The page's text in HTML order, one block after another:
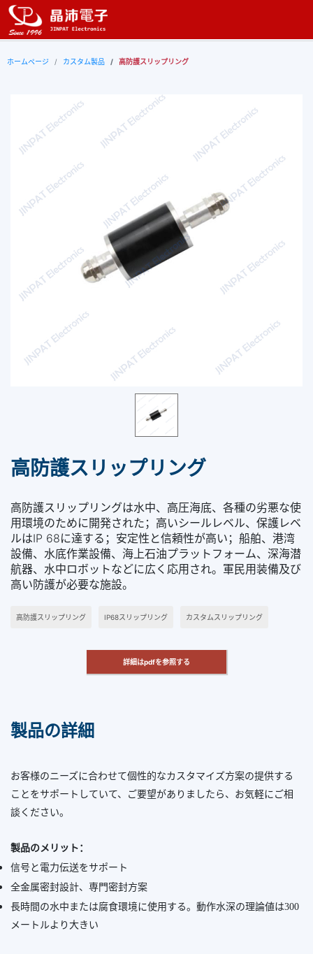
ホームページ カスタム製品 高防護スリップリング
高防護スリップリング
高防護スリップリングは水中、高圧海底、各種の劣悪な使
用環境のために開発された；高いシールレベル、保護レベ
ルはIP 68に達する；安定性と信頼性が高い；船舶、港湾
設備、水底作業設備、海上石油プラットフォーム、深海潜
航器、水中ロボットなどに広く応用され。軍民用装備及び
高い防護が必要な施設。
高防護スリップリング IP68スリップリング カスタムスリップリング
詳細はpdfを参照する
製品の詳細
お客様のニーズに合わせて個性的なカスタマイズ方案の提供する
ことをサポートしていて、ご要望がありましたら、お気軽にご相
談ください。
製品のメリット：
信号と電力伝送をサポート
全金属密封設計、専門密封方案
長時間の水中または腐食環境に使用する。動作水深の理論値は300
メートルより大きい